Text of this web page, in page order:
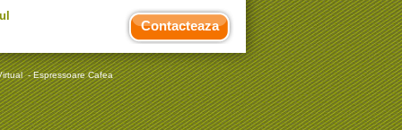
Contacteaza
-Espressoare Cafea